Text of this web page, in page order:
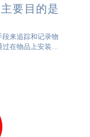
要目的是
来追踪和记录物
在物品上安装传
、地点、质检情